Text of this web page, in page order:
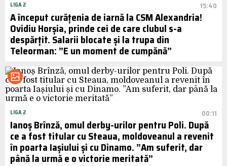
LIGA 2 15:40
A început curățenia de iarnă la CSM Alexandria!
Ovidiu Horșia, prinde cei de care clubul s-a
despărțit. Salarii blocate și la trupa din
Teleorman: ”E un moment de cumpănă”
LIGA 2 00:11
Ianoș Brînză, omul derby-urilor pentru Poli. După
ce a fost titular cu Steaua, moldoveanul a revenit
în poarta Iașiului și cu Dinamo. ”Am suferit, dar
până la urmă e o victorie meritată”